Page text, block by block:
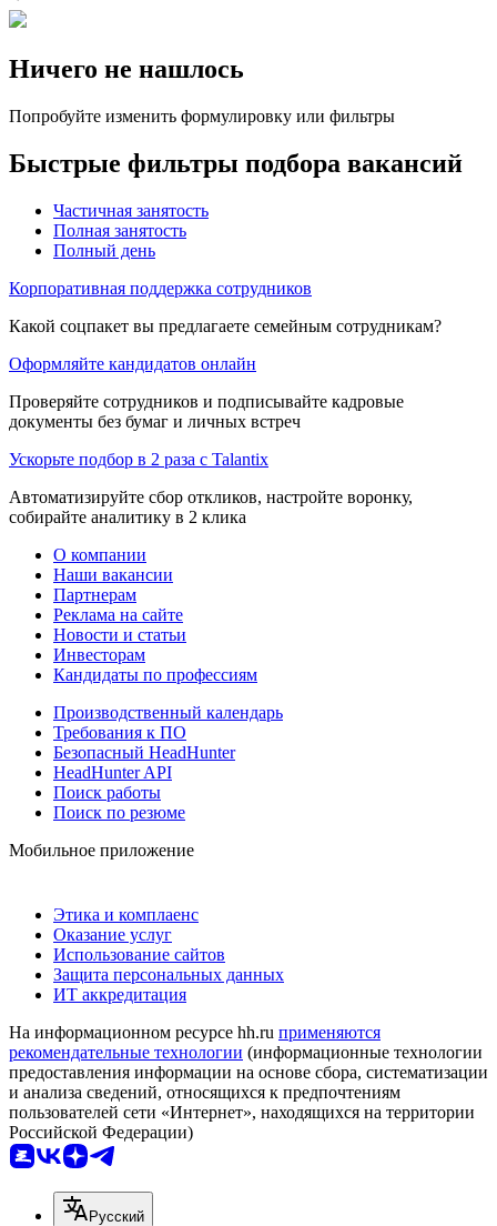
Ничего не нашлось
Попробуйте изменить формулировку или фильтры
Быстрые фильтры подбора вакансий
Частичная занятость
Полная занятость
Полный день
Корпоративная поддержка сотрудников
Какой соцпакет вы предлагаете семейным сотрудникам?
Оформляйте кандидатов онлайн
Проверяйте сотрудников и подписывайте кадровые
документы без бумаг и личных встреч
Ускорьте подбор в 2 раза с Talantix
Автоматизируйте сбор откликов, настройте воронку,
собирайте аналитику в 2 клика
О компании
Наши вакансии
Партнерам
Реклама на сайте
Новости и статьи
Инвесторам
Кандидаты по профессиям
Производственный календарь
Требования к ПО
Безопасный HeadHunter
HeadHunter API
Поиск работы
Поиск по резюме
Мобильное приложение
Этика и комплаенс
Оказание услуг
Использование сайтов
Защита персональных данных
ИТ аккредитация
На информационном ресурсе hh.ru применяются
рекомендательные технологии (информационные технологии
предоставления информации на основе сбора, систематизации
и анализа сведений, относящихся к предпочтениям
пользователей сети «Интернет», находящихся на территории
Российской Федерации)
Русский